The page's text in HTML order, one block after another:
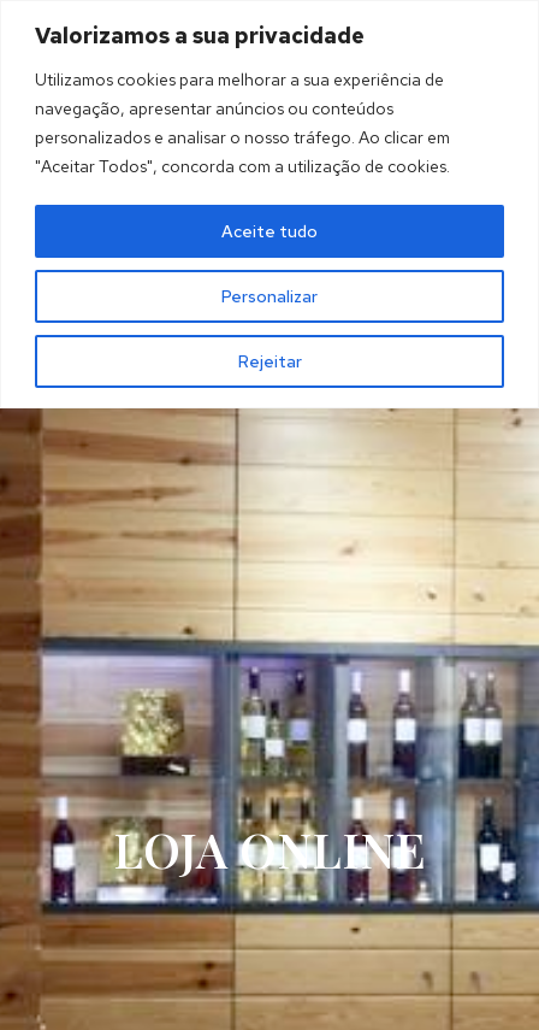
Valorizamos a sua privacidade
Utilizamos cookies para melhorar a sua experiência de
navegação, apresentar anúncios ou conteúdos
personalizados e analisar o nosso tráfego. Ao clicar em
"Aceitar Todos", concorda com a utilização de cookies.
Personalizar
Rejeitar
Aceite tudo
LOJA ONLINE